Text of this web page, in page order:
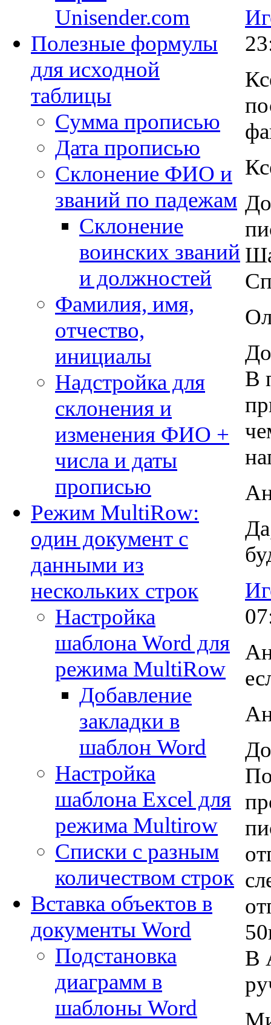
Unisender.com
Полезные формулы
для исходной
таблицы
Сумма прописью
Дата прописью
Склонение ФИО и
званий по падежам
Склонение
воинских званий
и должностей
Фамилия, имя,
отчество,
инициалы
Надстройка для
склонения и
изменения ФИО +
числа и даты
прописью
Режим MultiRow:
один документ с
данными из
нескольких строк
Настройка
шаблона Word для
режима MultiRow
Добавление
закладки в
шаблон Word
Настройка
шаблона Excel для
режима Multirow
Списки с разным
количеством строк
Вставка объектов в
документы Word
Подстановка
диаграмм в
шаблоны Word
В
В